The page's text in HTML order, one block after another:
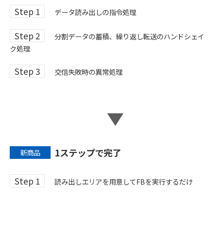
新商品 1ステップで完了
Step 1 データ読み出しの指令処理
Step 2
分割データの蓄積、繰り返し転送のハンドシェイ
ク処理
Step 3 交信失敗時の異常処理
Step 1 読み出しエリアを用意してFBを実行するだけ